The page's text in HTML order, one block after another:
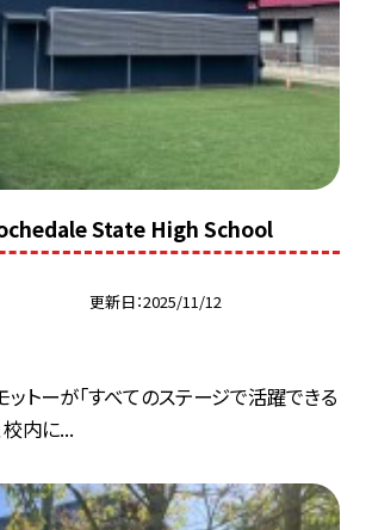
State High School
更新日 2025/11/12
ットーが「すべてのステージで活躍できる
校内に...